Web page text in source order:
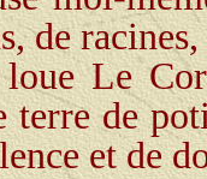
de
Le
terre de
et de